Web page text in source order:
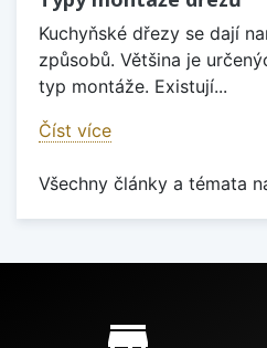
Kuchyňské dřezy se dají
způsobů. Většina je
typ montáže. Existují...
Číst více
Všechny články a témata
Proč nakupovat u nás?